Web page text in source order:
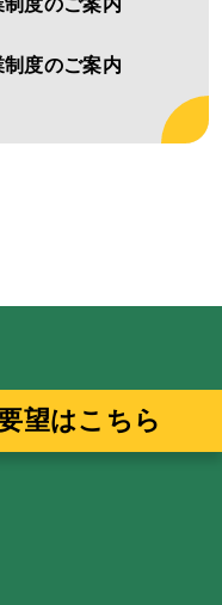
度のご案内
度のご案内
望はこちら